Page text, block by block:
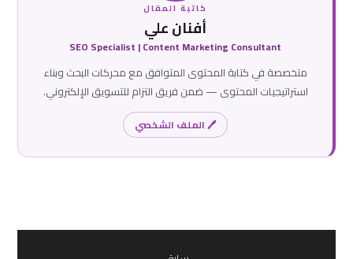
كاتبة المقال
أفنان علي
SEO Specialist | Content Marketing Consultant
متخصصة في كتابة المحتوى المتوافق مع محركات البحث وبناء
استراتيجيات المحتوى — ضمن فريق التزام للتسويق الإلكتروني.
🖊 الملف الشخصي